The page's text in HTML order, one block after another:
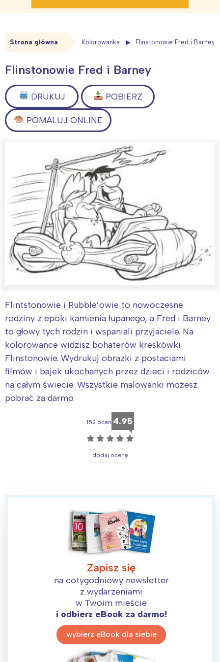
Strona główna Kolorowanka Flinstonowie Fred i Barney
Flinstonowie Fred i Barney
DRUKUJ POBIERZ
POMALUJ ONLINE
Flintstonowie i Rubble’owie to nowoczesne
rodziny z epoki kamienia łupanego, a Fred i Barney
to głowy tych rodzin i wspaniali przyjaciele. Na
kolorowance widzisz bohaterów kreskówki
Flinstonowie. Wydrukuj obrazki z postaciami
filmów i bajek ukochanych przez dzieci i rodziców
na całym świecie. Wszystkie malowanki możesz
pobrać za darmo.
152 ocen 4.95
☆ ☆ ☆ ☆ ☆
dodaj ocenę
Zapisz się
na cotygodniowy newsletter
z wydarzeniami
w Twoim mieście
i odbierz eBook za darmo!
wybierz eBook dla siebie